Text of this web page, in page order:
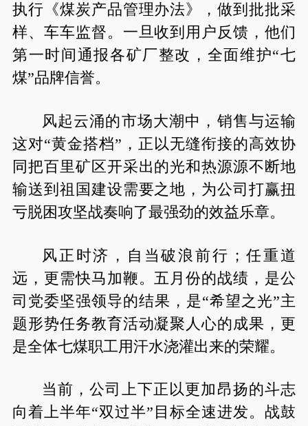
执行《煤炭产品管理办法》，做到批批采
样、车车监督。一旦收到用户反馈，他们
第一时间通报各矿厂整改，全面维护“七
煤”品牌信誉。
风起云涌的市场大潮中，销售与运输
这对“黄金搭档”，正以无缝衔接的高效协
同把百里矿区开采出的光和热源源不断地
输送到祖国建设需要之地，为公司打赢扭
亏脱困攻坚战奏响了最强劲的效益乐章。
风正时济，自当破浪前行；任重道
远，更需快马加鞭。五月份的战绩，是公
司党委坚强领导的结果，是“希望之光”主
题形势任务教育活动凝聚人心的成果，更
是全体七煤职工用汗水浇灌出来的荣耀。
当前，公司上下正以更加昂扬的斗志
向着上半年“双过半”目标全速进发。战鼓